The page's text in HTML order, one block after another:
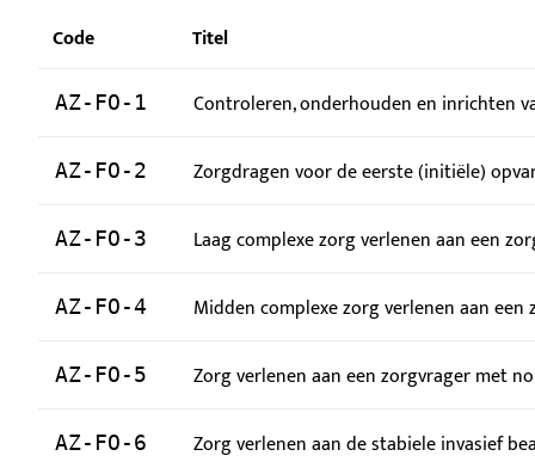
Code Titel
AZ-FO-1 Controleren, onderhouden en inrichten
AZ-FO-2 Zorgdragen voor de eerste (initiële)
AZ-FO-3 Laag complexe zorg verlenen aan een
AZ-FO-4 Midden complexe zorg verlenen aan
AZ-FO-5 Zorg verlenen aan een zorgvrager met
AZ-FO-6 Zorg verlenen aan de stabiele invasief